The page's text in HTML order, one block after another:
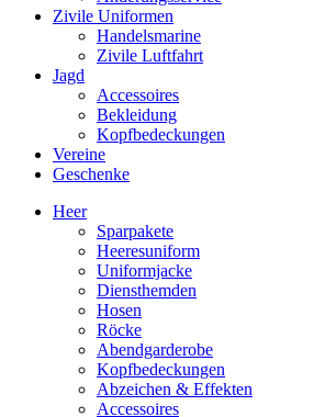
Zivile Uniformen
Handelsmarine
Zivile Luftfahrt
Jagd
Accessoires
Bekleidung
Kopfbedeckungen
Vereine
Geschenke
Heer
Sparpakete
Heeresuniform
Uniformjacke
Diensthemden
Hosen
Röcke
Abendgarderobe
Kopfbedeckungen
Abzeichen & Effekten
Accessoires